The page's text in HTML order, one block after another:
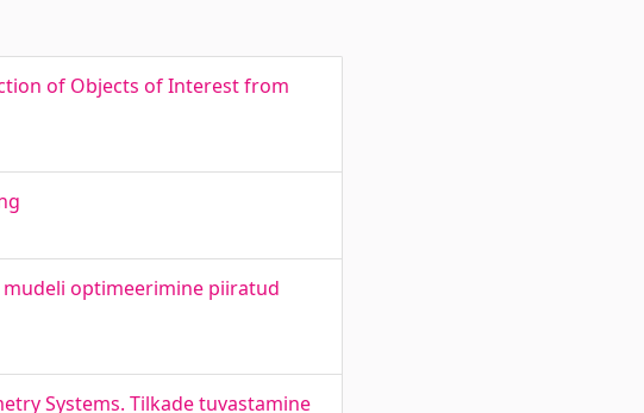
of Objects of Interest from
mudeli optimeerimine piiratud
Systems. Tilkade tuvastamine